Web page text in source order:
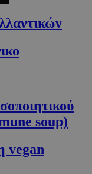
soup)
vegan